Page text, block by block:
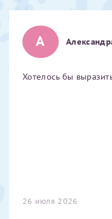
А
Хотелось бы
26 июля 2026
скан 2-3 страниц
налогоплательщика*